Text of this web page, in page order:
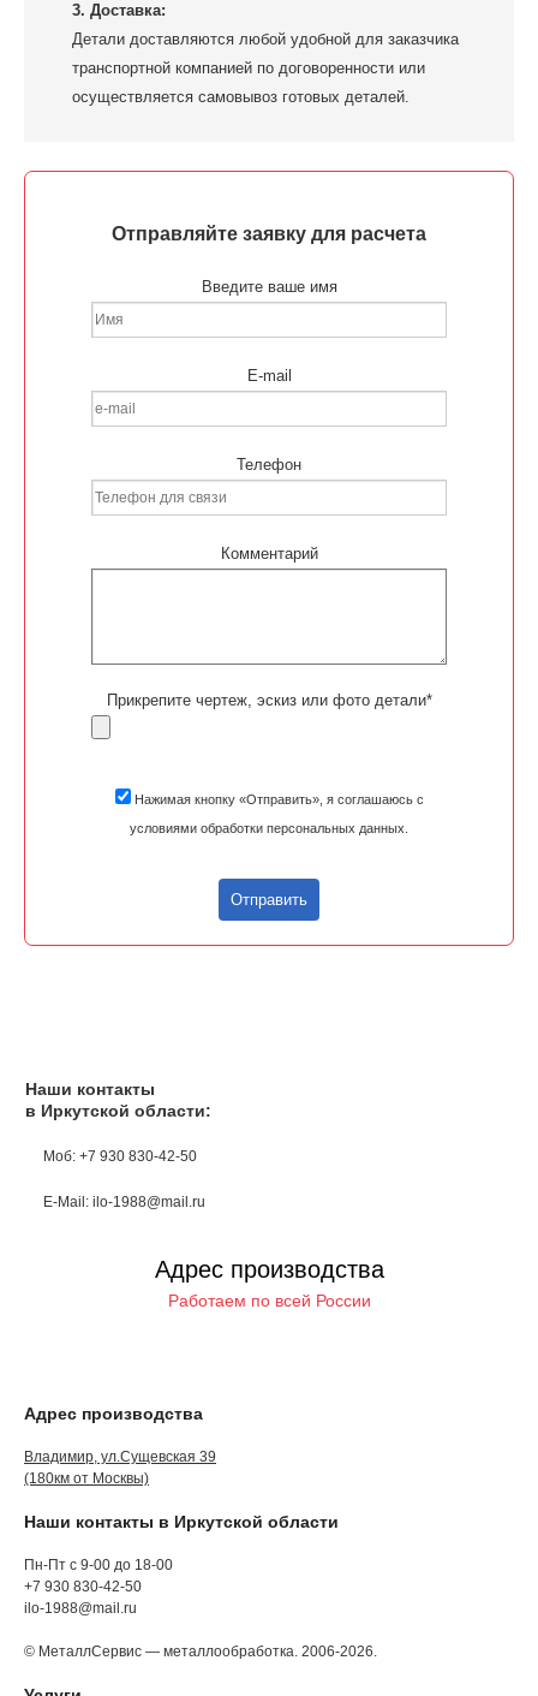
3. Доставка:
Детали доставляются любой удобной для заказчика
транспортной компанией по договоренности или
осуществляется самовывоз готовых деталей.
Отправляйте заявку для расчета
Введите ваше имя
E-mail
Телефон
Комментарий
Прикрепите чертеж, эскиз или фото детали*
Нажимая кнопку «Отправить», я соглашаюсь с
условиями обработки персональных данных.
Отправить
Наши контакты
в Иркутской области:
Моб: +7 930 830-42-50
E-Mail: ilo-1988@mail.ru
Адрес производства
Работаем по всей России
Адрес производства
Владимир, ул.Сущевская 39
(180км от Москвы)
Наши контакты в Иркутской области
Пн-Пт с 9-00 до 18-00
+7 930 830-42-50
ilo-1988@mail.ru
© МеталлСервис — металлообработка. 2006-2026.